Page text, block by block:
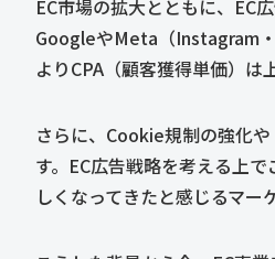
EC市場の拡大とともに、EC
GoogleやMeta（Instagram
よりCPA（顧客獲得単価）は
さらに、Cookie規制の強化
す。EC広告戦略を考える上
しくなってきたと感じるマー